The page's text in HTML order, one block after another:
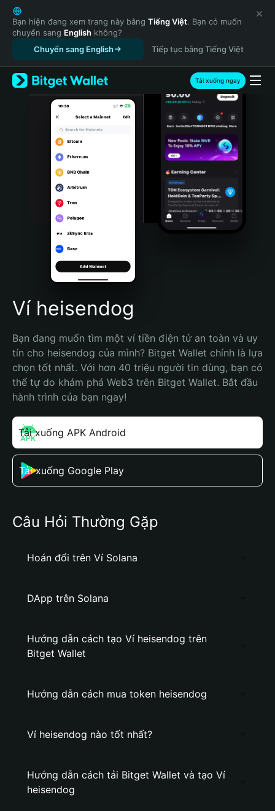
English
日本語
Tiếng Việt
Русский
Español (Latinoamérica)
Türkçe
Italiano
Português (Portugal)
Bahasa Indonesia
Português (Brasil)
Español (Argentina)
Bạn hiện đang xem trang này bằng Tiếng Việt. Bạn có muốn
chuyển sang English không?
Chuyển sang English
Tiếp tục bằng Tiếng Việt
Tải xuống ngay
Ví heisendog
Bạn đang muốn tìm một ví tiền điện tử an toàn và uy
tín cho heisendog của mình? Bitget Wallet chính là lựa
chọn tốt nhất. Với hơn 40 triệu người tin dùng, bạn có
thể tự do khám phá Web3 trên Bitget Wallet. Bắt đầu
hành trình của bạn ngay!
Tải xuống APK Android
Tải xuống Google Play
Câu Hỏi Thường Gặp
Hoán đổi trên Ví Solana
DApp trên Solana
Hướng dẫn cách tạo Ví heisendog trên
Bitget Wallet
Hướng dẫn cách mua token heisendog
Ví heisendog nào tốt nhất?
Hướng dẫn cách tải Bitget Wallet và tạo Ví
heisendog